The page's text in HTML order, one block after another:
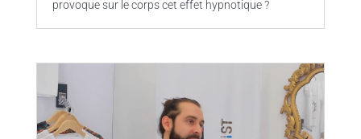
provoque sur le corps cet effet hypnotique ?